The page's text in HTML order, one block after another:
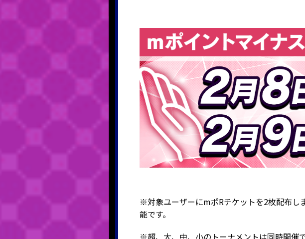
※対象ユーザーにmポRチケットを2枚配布し
能です。